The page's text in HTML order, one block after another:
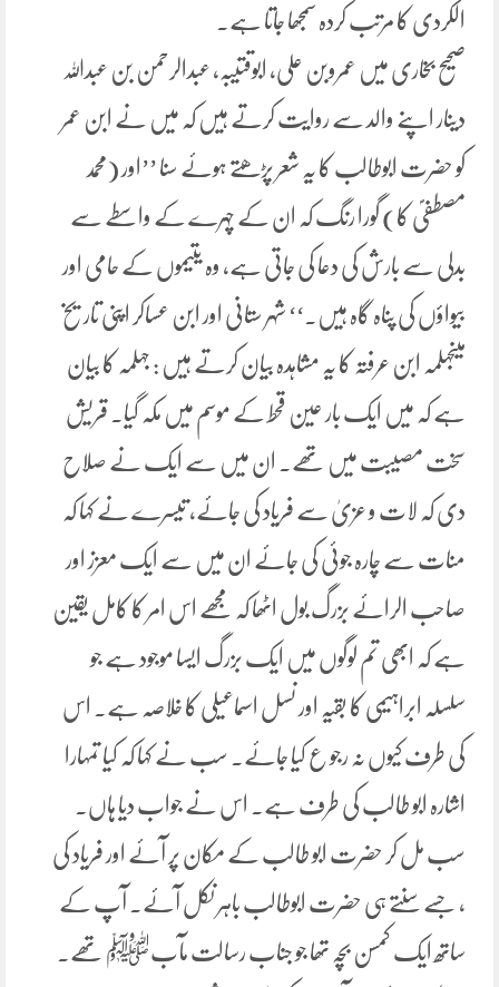
الکردی کا مرتب کردہ سمجھا جاتا ہے۔
صحیح بخاری میں عمروبن علی، ابوقتیبہ، عبدالرحمن بن عبداللہ
دینار اپنے والد سے روایت کرتے ہیں کہ میں نے ابن عمر
کو حضرت ابوطالب کا یہ شعر پڑھتے ہوئے سنا ’’اور (محمد
مصطفیؐ کا) گورا رنگ کہ ان کے چہرے کے واسطے سے
بدلی سے بارش کی دعا کی جاتی ہے، وہ یتیموں کے حامی اور
بیواؤں کی پناہ گاہ ہیں۔‘‘ شہر ستانی اور ابن عساکر اپنی تاریخ
میںجہلمہ ابن عرفتہ کا یہ مشاہدہ بیان کرتے ہیں : جہلمہ کا بیان
ہے کہ میں ایک بار عین قحط کے موسم میں مکہ گیا۔ قریش
سخت مصیبت میں تھے۔ ان میں سے ایک نے صلاح
دی کہ لات و عزیٰ سے فریاد کی جائے، تیسرے نے کہا کہ
منات سے چارہ جوئی کی جائے ان میں سے ایک معزز اور
صاحب الرائے بزرگ بول اٹھا کہ مجھے اس امر کا کامل یقین
ہے کہ ابھی تم لوگوں میں ایک بزرگ ایسا موجود ہے جو
سلسلہ ابراہیمی کا بقیہ اور نسل اسماعیلی کا خلاصہ ہے۔ اس
کی طرف کیوں نہ رجو ع کیا جائے۔ سب نے کہا کہ کیا تمہارا
اشارہ ابو طالب کی طرف ہے۔ اس نے جواب دیا ہاں۔
سب مل کر حضرت ابو طالب کے مکان پر آئے اور فریاد کی
، جسے سنتے ہی حضرت ابوطالب باہر نکل آئے۔ آپ کے
ساتھ ایک کمسن بچہ تھا جو جناب رسالت مآبﷺ تھے۔